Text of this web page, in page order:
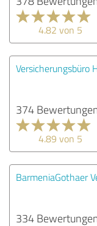
4.82 von 5
Versicherungsbüro
374
4.89 von 5
BarmeniaGothaer
334